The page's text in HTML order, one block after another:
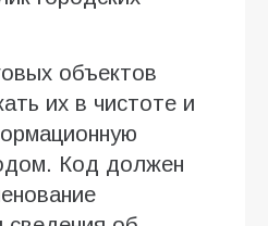
объектов
их в чистоте и
Код должен